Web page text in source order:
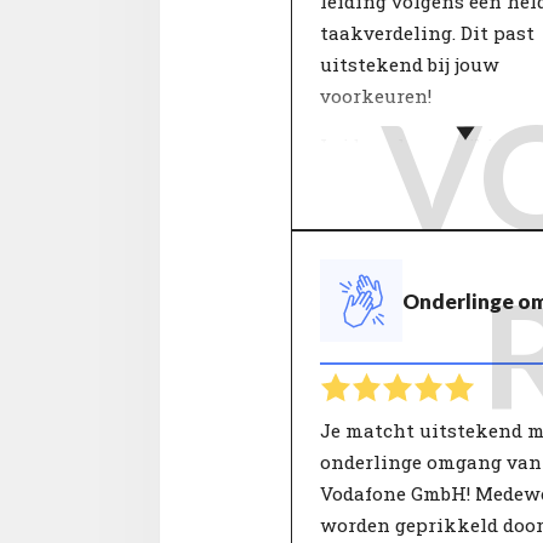
taakverdeling. Dit past
uitstekend bij jouw
voorkeuren!
Leiderschapsstijl is van
invloed op werkplezier
productiviteit. Binnen
zorgt een goede
voor inzet, vertrouwen
tevredenheid. Een
daardoor in grote mate
de doelen van de
Alleen met de juiste
aansturing zullen
optimaal presteren en
krijgen om zichzelf
ontwikkelen.
Onderlinge
Je matcht uitstekend
onderlinge omgang van
Vodafone GmbH!
worden geprikkeld